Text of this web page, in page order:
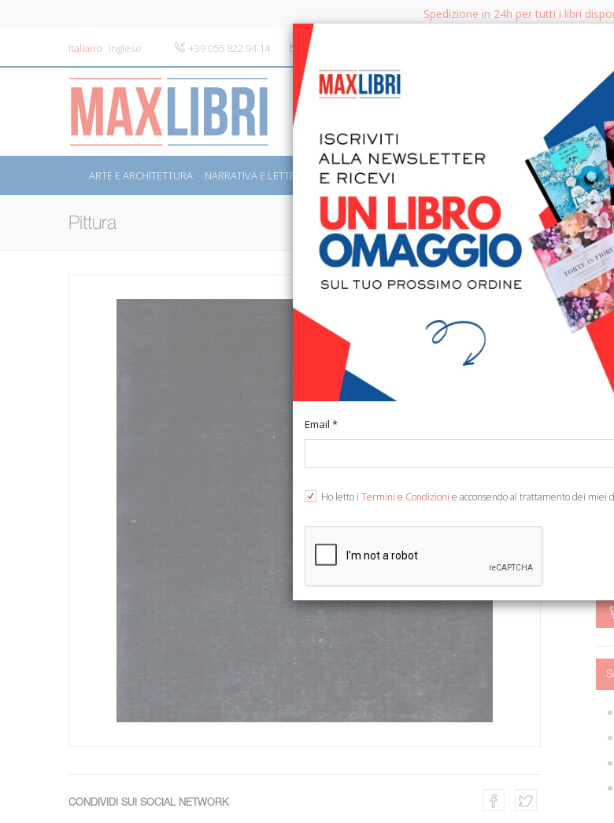
Spedizione in 24h per tutti i libri
Italiano Inglese +39 055 822.94.14 info@maxlibri.it
ARTE E ARCHITETTURA NARRATIVA E LETTERATURA SAGGISTICA LIBRI PER BAMBINI E RAGAZZI MANUALI -
Pittura
CONDIVIDI SUI SOCIAL NETWORK
Email *
Ho letto i Termini e Condizioni e acconsendo al trattamento dei miei